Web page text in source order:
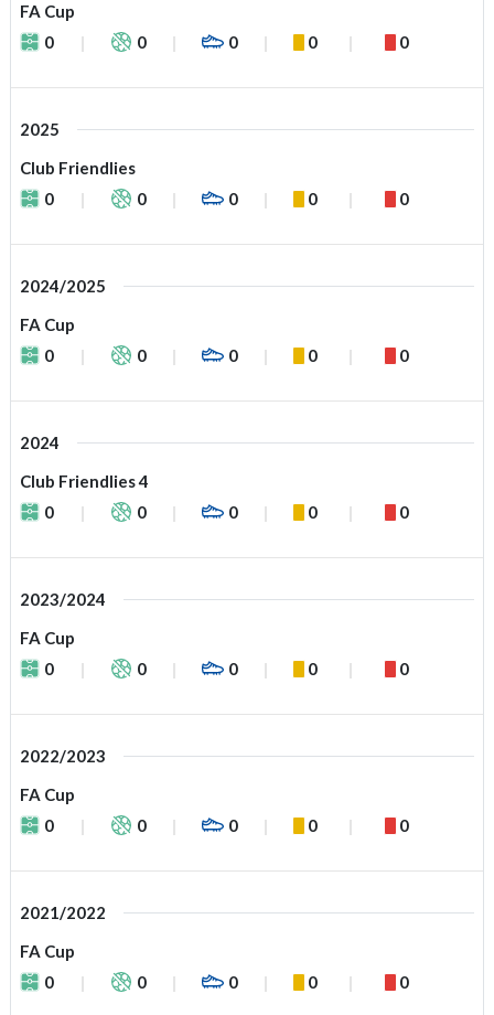
FA Cup
0
0 0 0 0
2025
Club Friendlies
0
0 0 0 0
2024/2025
FA Cup
0
0 0 0 0
2024
Club Friendlies 4
0
0 0 0 0
2023/2024
FA Cup
0
0 0 0 0
2022/2023
FA Cup
0
0 0 0 0
2021/2022
FA Cup
0
0 0 0 0